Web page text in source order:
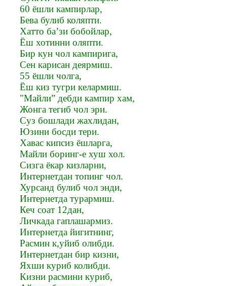
60 ёшли кампирлар,
Бева булиб коляпти.
Хатто ба’зи бобойлар,
Ёш хотинни оляпти.
Бир кун чол кампирига,
Сен карисан деярмиш.
55 ёшли чолга,
Ёш киз тугри келармиш.
"Майли” дебди кампир хам,
Жонга тегиб чол эри.
Суз бошлади жахлидан,
Юзини босди тери.
Хавас кипсиз ёшларга,
Майли боринг-е хуш хол.
Сизга ёкар кизларни,
Интернетдан топинг чол.
Хурсанд булиб чол энди,
Интернетда турармиш.
Кеч соат 12дан,
Личкада гаплашармиз.
Интернетда йигитнинг,
Расмин к,уйиб олибди.
Интернетдан бир кизни,
Яхши куриб колибди.
Кизни расмини куриб,